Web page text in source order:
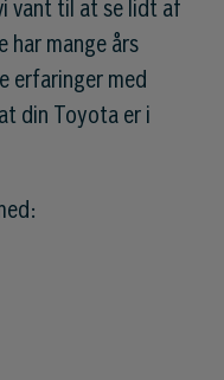
vant til at se lidt af
har mange års
erfaringer med
din Toyota er i